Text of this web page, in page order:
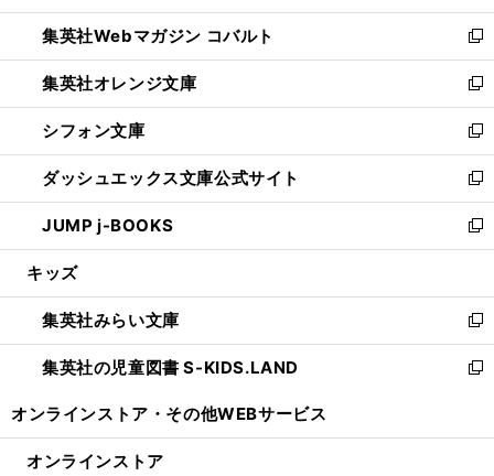
開
く
ウ
で
開
く
ン
ド
ウ
で
開
く
ウ
ィ
ン
ド
ウ
で
開
く
集英社Webマガジン コバルト
新
し
い
ウ
ィ
ン
ド
ウ
で
開
集英社オレンジ文庫
新
し
い
ウ
ィ
ン
ド
ウ
開
く
シフォン文庫
新
し
い
ウ
ィ
ン
ウ
で
開
く
ダッシュエックス文庫公式サイト
新
し
い
ウ
ン
ド
ウ
で
JUMP j-BOOKS
新
し
ウ
ィ
ン
ド
開
キッズ
集英社みらい文庫
新
し
い
ン
集英社の児童図書 S-KIDS.LAND
新
ウ
オンラインストア・ その他WEBサービス
オンラインストア